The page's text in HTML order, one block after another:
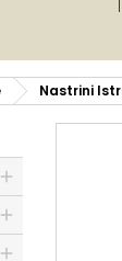
Nastrini